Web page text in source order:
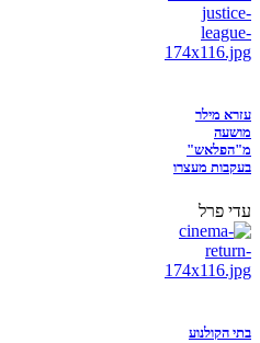
עזרא מילר
מושעה
מ"הפלאש"
בעקבות מעצרו
עדי פרל
בתי הקולנוע